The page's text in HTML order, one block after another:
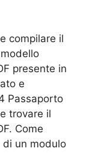
compilare il
presente in
e
Passaporto
trovare il
Come
un modulo